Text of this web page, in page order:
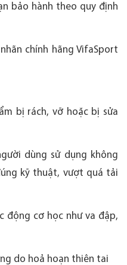
bảo hành theo quy định
chính hãng VifaSport
bị rách, vỡ hoặc bị sửa
dùng sử dụng không
kỹ thuật, vượt quá tải
động cơ học như va đập,
do hoả hoạn thiên tai